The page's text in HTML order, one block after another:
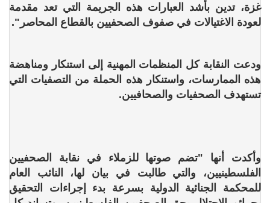
غزة، تدين بأشد العبارات هذه الجريمة التي تعد مقدمة
لعودة الاغتيالات في صفوف الصحفيين بالقطاع المحاصر".
ودعت النقابة كل المنظمات المهنية إلى استنكار ومناهضة
هذه الممارسات، واستنكار هذه الحملة من التصفيات التي
تستهدف الصحفيات والصحافيين.
وأكدت أنها "تضم صوتها للزملاء في نقابة الصحفيين
الفلسطينيين، والتي طالبت في بيان لها، النائب العام
للمحكمة الجنائية الدولية بسرعة بدء إجراءات التحقيق